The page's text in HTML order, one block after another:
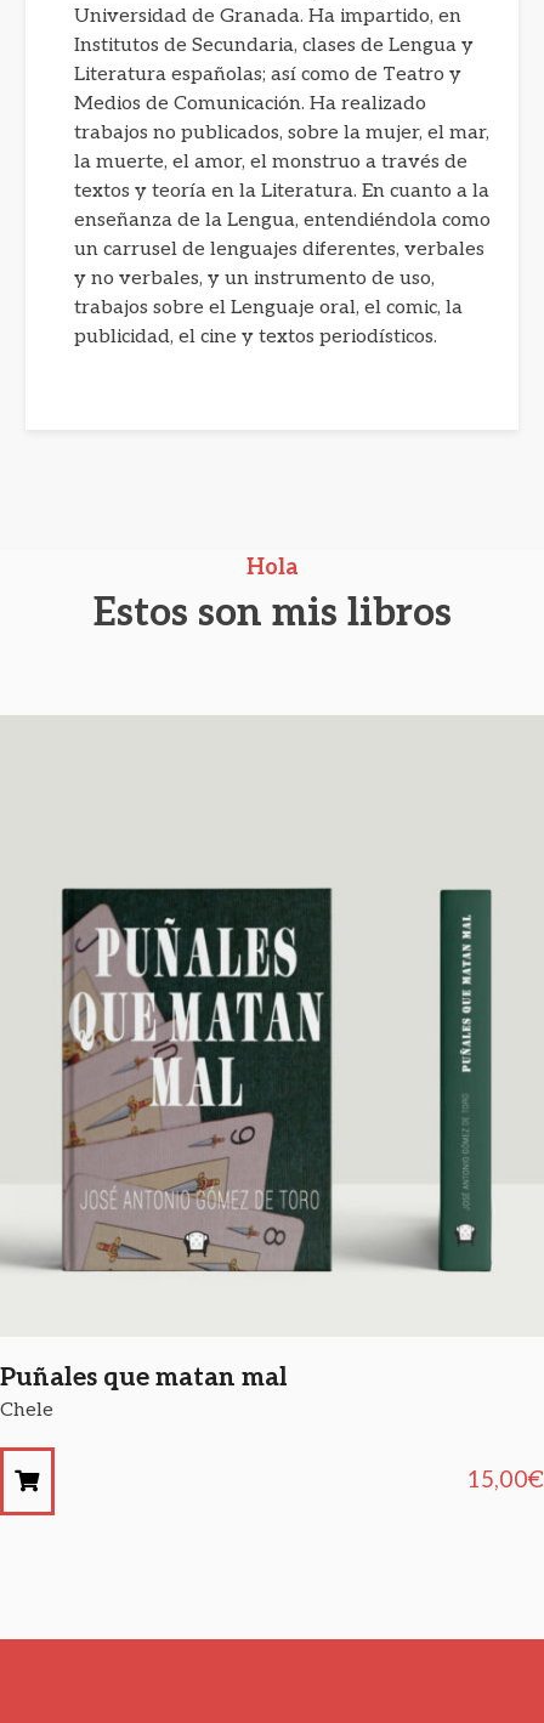
Universidad de Granada. Ha impartido, en
Institutos de Secundaria, clases de Lengua y
Literatura españolas; así como de Teatro y
Medios de Comunicación. Ha realizado
trabajos no publicados, sobre la mujer, el mar,
la muerte, el amor, el monstruo a través de
textos y teoría en la Literatura. En cuanto a la
enseñanza de la Lengua, entendiéndola como
un carrusel de lenguajes diferentes, verbales
y no verbales, y un instrumento de uso,
trabajos sobre el Lenguaje oral, el comic, la
publicidad, el cine y textos periodísticos.
Hola
Estos son mis libros
Puñales que matan mal
Chele
15,00€